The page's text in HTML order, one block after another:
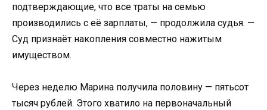
подтверждающие, что все траты на семью
производились с её зарплаты, — продолжила судья. —
Суд признаёт накопления совместно нажитым
имуществом.
Через неделю Марина получила половину — пятьсот
тысяч рублей. Этого хватило на первоначальный